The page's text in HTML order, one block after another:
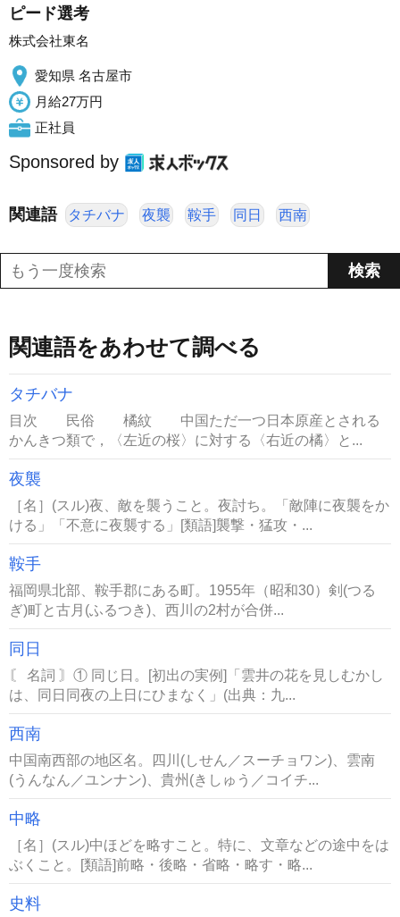
ピード選考
株式会社東名
愛知県 名古屋市
月給27万円
正社員
Sponsored by
関連語 タチバナ 夜襲 鞍手 同日 西南
関連語をあわせて調べる
タチバナ
目次 民俗 橘紋 中国ただ一つ日本原産とされる
かんきつ類で，〈左近の桜〉に対する〈右近の橘〉と...
夜襲
［名］(スル)夜、敵を襲うこと。夜討ち。「敵陣に夜襲をか
ける」「不意に夜襲する」[類語]襲撃・猛攻・...
鞍手
福岡県北部、鞍手郡にある町。1955年（昭和30）剣(つる
ぎ)町と古月(ふるつき)、西川の2村が合併...
同日
〘 名詞 〙① 同じ日。[初出の実例]「雲井の花を見しむかし
は、同日同夜の上日にひまなく」(出典：九...
西南
中国南西部の地区名。四川(しせん／スーチョワン)、雲南
(うんなん／ユンナン)、貴州(きしゅう／コイチ...
中略
［名］(スル)中ほどを略すこと。特に、文章などの途中をは
ぶくこと。[類語]前略・後略・省略・略す・略...
史料